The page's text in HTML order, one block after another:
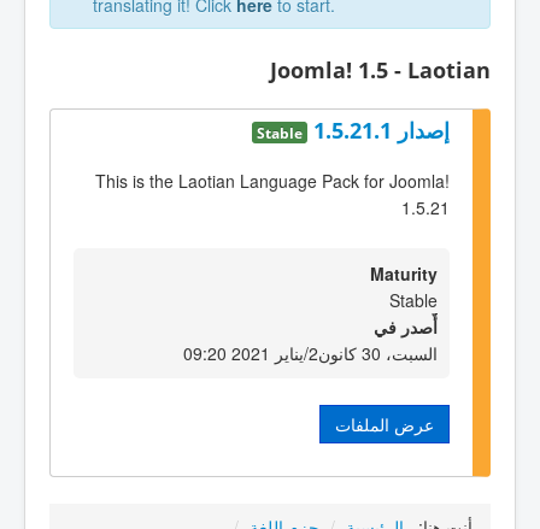
translating it! Click here to start.
Joomla! 1.5 - Laotian
إصدار 1.5.21.1 Stable
This is the Laotian Language Pack for Joomla!
1.5.21
Maturity
Stable
أٌصدر في
السبت، 30 كانون2/يناير 2021 09:20
عرض الملفات